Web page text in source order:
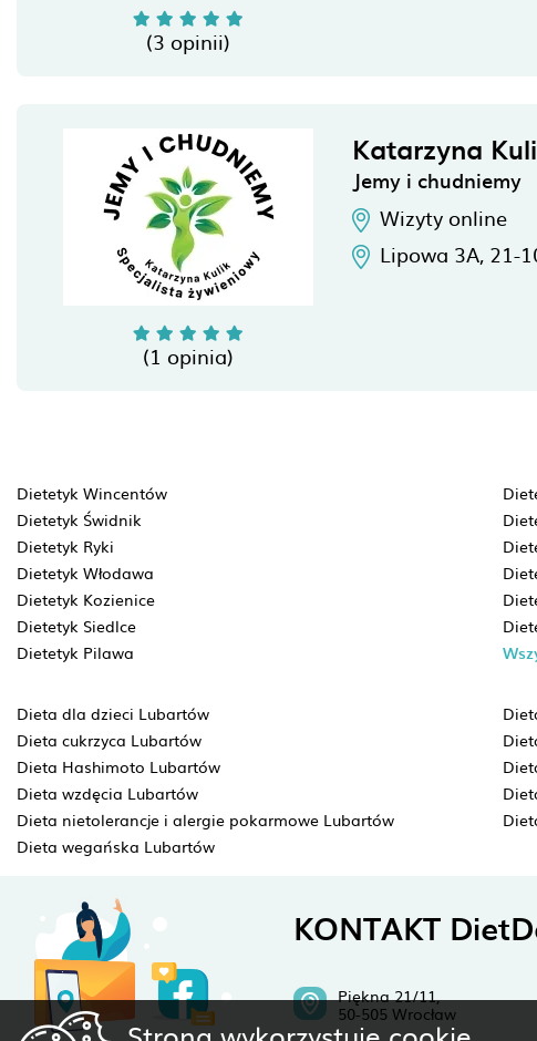
(3 opinii)
(1 opinia)
Katarzyna
Jemy i chudniemy
Wizyty online
Lipowa 3A, 21-
Dietetyk Wincentów
Dietetyk Świdnik
Dietetyk Ryki
Dietetyk Włodawa
Dietetyk Kozienice
Dietetyk Siedlce
Dietetyk Pilawa
Dieta dla dzieci Lubartów
Dieta cukrzyca Lubartów
Dieta Hashimoto Lubartów
Dieta wzdęcia Lubartów
Dieta nietolerancje i alergie pokarmowe Lubartów
Dieta wegańska Lubartów
KONTAKT
Piękna 21/11,
50-505 Wrocław